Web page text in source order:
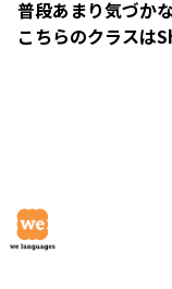
普段あまり気づか
こちらのクラスは